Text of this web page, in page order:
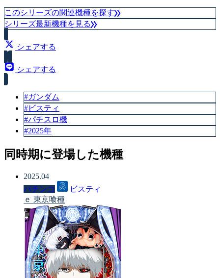
このシリーズの関連機種を探す
シリーズ最新機種を見る
シェアする
シェアする
#ガンダム
#ビスティ
#パチスロ機
#2025年
同時期に登場した機種
2025.04
パチンコ
ビスティ
ｅ 東京喰種